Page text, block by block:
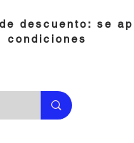
descuento: se
condiciones